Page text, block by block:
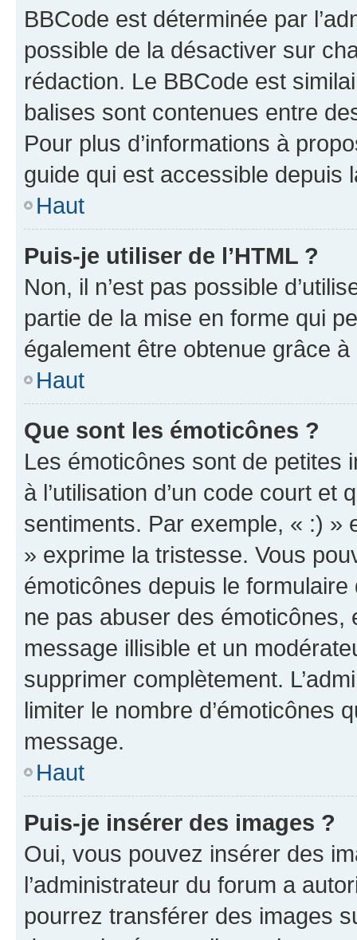
BBCode est déterminée par
possible de la désactiver sur
rédaction. Le BBCode est
balises sont contenues entre
Pour plus d’informations à
guide qui est accessible depuis
Haut
Puis-je utiliser de l’HTML ?
Non, il n’est pas possible
partie de la mise en forme qui
également être obtenue grâce à
Haut
Que sont les émoticônes ?
Les émoticônes sont de petites
à l’utilisation d’un code court et
sentiments. Par exemple, « :) »
» exprime la tristesse. Vous
émoticônes depuis le
ne pas abuser des
message illisible et un
supprimer complètement.
limiter le nombre d’émoticônes
message.
Haut
Puis-je insérer des images ?
Oui, vous pouvez insérer des
l’administrateur du forum a
pourrez transférer des images